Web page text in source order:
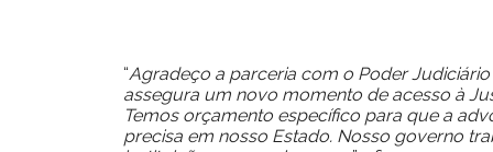
“Agradeço a parceria com o Poder
assegura um novo momento de acesso à
Temos orçamento específico para que a
precisa em nosso Estado. Nosso governo